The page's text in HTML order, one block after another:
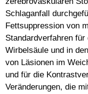
Schlaganfall
Fettsuppression von
Standardverfahren
Wirbelsäule und in
von Läsionen im
und für die
Veränderungen, die